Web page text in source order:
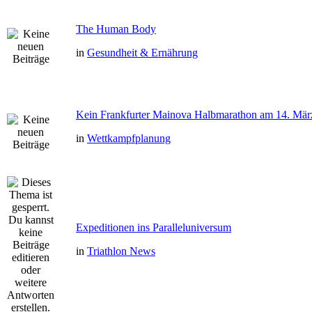
The Human Body
in Gesundheit & Ernährung
Kein Frankfurter Mainova Halbmarathon am 14.
in Wettkampfplanung
Expeditionen ins Paralleluniversum
in Triathlon News